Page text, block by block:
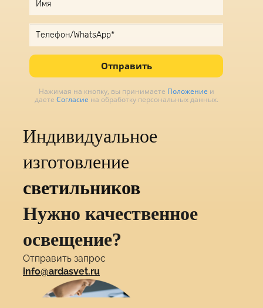
Отправить
Нажимая на кнопку, вы принимаете Положение и
даете Согласие на обработку персональных данных.
Индивидуальное
изготовление
светильников
Нужно качественное
освещение?
Отправить запрос
info@ardasvet.ru